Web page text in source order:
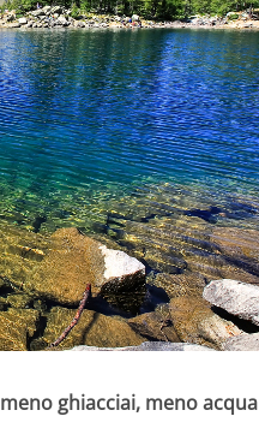
ghiacciai, meno acqua